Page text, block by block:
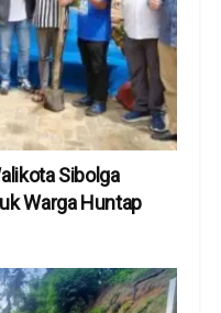
Sibolga
Warga Huntap